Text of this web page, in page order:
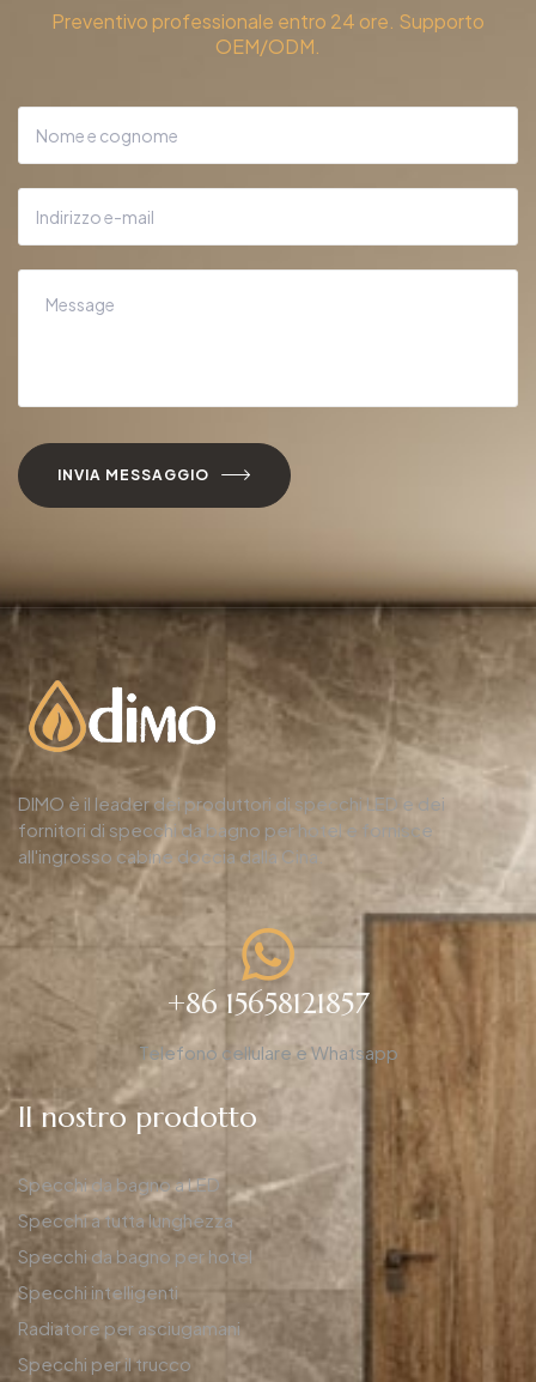
Preventivo professionale entro 24 ore. Supporto
OEM/ODM.
INVIA MESSAGGIO
DIMO è il leader dei produttori di specchi LED e dei
fornitori di specchi da bagno per hotel e fornisce
all'ingrosso cabine doccia dalla Cina.
+86 15658121857
Telefono cellulare e Whatsapp
Il nostro prodotto
Specchi da bagno a LED
Specchi a tutta lunghezza
Specchi da bagno per hotel
Specchi intelligenti
Radiatore per asciugamani
Specchi per il trucco